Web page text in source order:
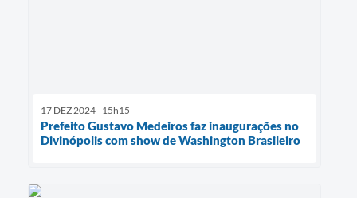
17 DEZ 2024 - 15h15
Prefeito Gustavo Medeiros faz inaugurações no
Divinópolis com show de Washington Brasileiro